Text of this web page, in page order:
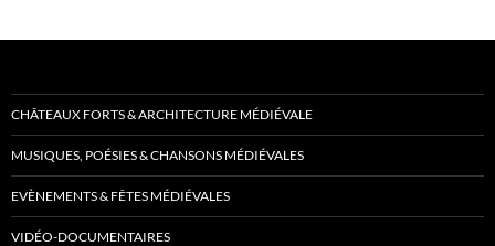
CHÂTEAUX FORTS & ARCHITECTURE MÉDIÉVALE
MUSIQUES, POÉSIES & CHANSONS MÉDIÉVALES
EVÈNEMENTS & FÊTES MÉDIÉVALES
VIDÉO-DOCUMENTAIRES